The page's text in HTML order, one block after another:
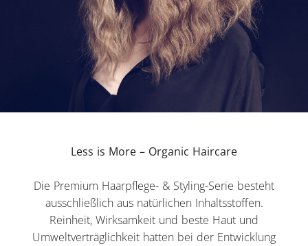
Less is More – Organic Haircare
Die Premium Haarpflege- & Styling-Serie besteht
ausschließlich aus natürlichen Inhaltsstoffen.
Reinheit, Wirksamkeit und beste Haut und
Umweltverträglichkeit hatten bei der Entwicklung